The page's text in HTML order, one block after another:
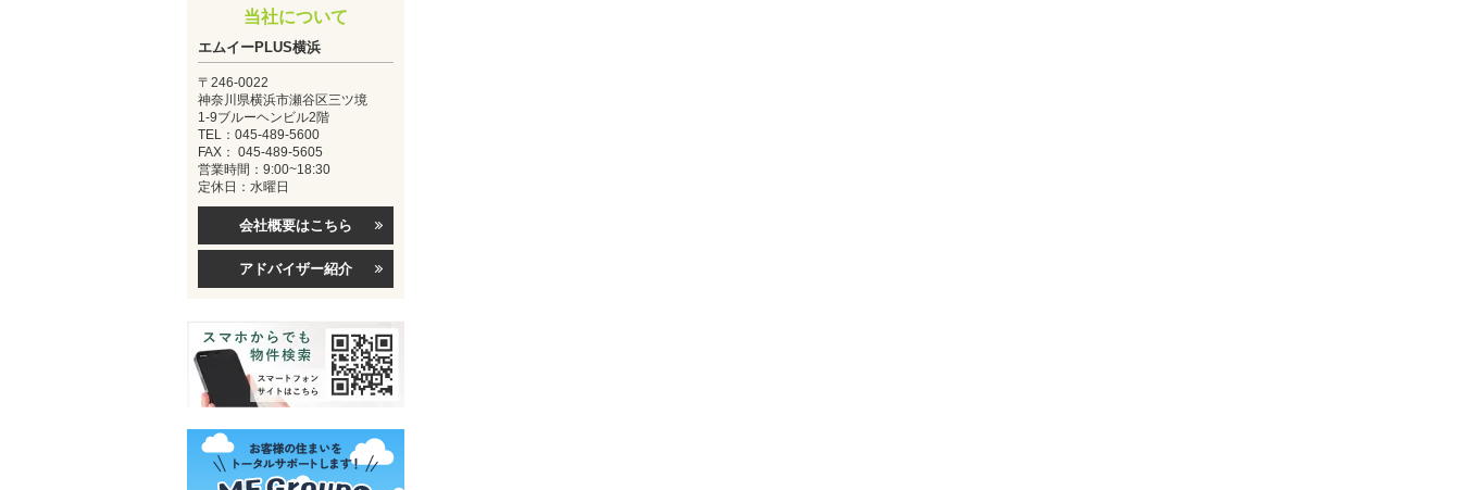
当社について
エムイーPLUS横浜
〒246-0022
神奈川県横浜市瀬谷区三ツ境
1-9ブルーヘンビル2階
TEL：045-489-5600
FAX： 045-489-5605
営業時間：9:00~18:30
定休日：水曜日
会社概要はこちら
アドバイザー紹介